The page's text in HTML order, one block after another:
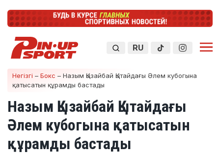
RU
Негізгі – Бокс – Назым Қызайбай Қытайдағы Әлем кубогына
қатысатын құрамды бастады
Назым Қызайбай Қытайдағы
Әлем кубогына қатысатын
құрамды бастады